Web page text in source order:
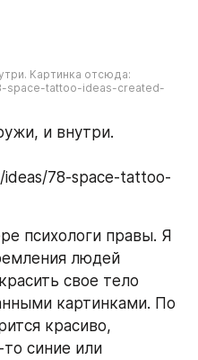
Картинка отсюда:
space-tattoo-ideas-created-
и внутри.
78-space-tattoo-
психологи правы. Я
людей
свое тело
картинками. По
красиво,
синие или